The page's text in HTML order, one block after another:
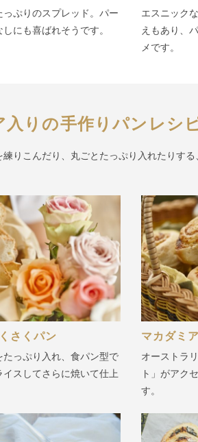
ぷりのスプレッド。パー
にも喜ばれそうです。
エスニック
えもあり、
メです。
入りの手作りパンレシ
りこんだり、丸ごとたっぷり入れたりす
さくパン
っぷり入れ、食パン型で
スしてさらに焼いて仕上
マカダミ
オーストラ
ト」がアク
す。